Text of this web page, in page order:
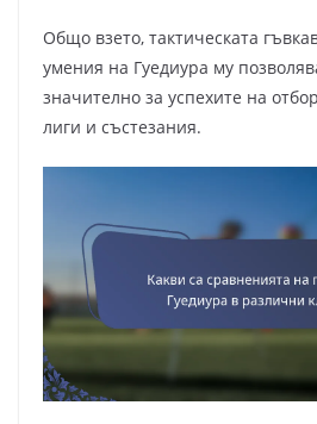
Общо взето, тактическата
умения на Гуедиура му
значително за успехите на
лиги и състезания.